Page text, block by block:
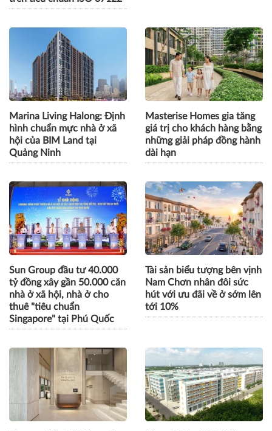
Marina Living Halong: Định
hình chuẩn mực nhà ở xã
hội của BIM Land tại
Quảng Ninh
Masterise Homes gia tăng
giá trị cho khách hàng bằng
những giải pháp đồng hành
dài hạn
Sun Group đầu tư 40.000
tỷ đồng xây gần 50.000 căn
nhà ở xã hội, nhà ở cho
thuê "tiêu chuẩn
Singapore" tại Phú Quốc
Tài sản biểu tượng bên vịnh
Nam Chơn nhân đôi sức
hút với ưu đãi về ở sớm lên
tới 10%